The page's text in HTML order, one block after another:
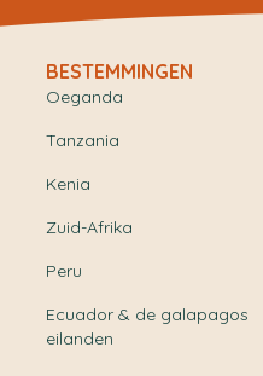
BESTEMMINGEN
Oeganda
Tanzania
Kenia
Zuid-Afrika
Peru
Ecuador & de galapagos
eilanden